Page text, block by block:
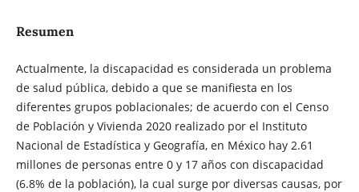
Resumen
Actualmente, la discapacidad es considerada un problema
de salud pública, debido a que se manifiesta en los
diferentes grupos poblacionales; de acuerdo con el Censo
de Población y Vivienda 2020 realizado por el Instituto
Nacional de Estadística y Geografía, en México hay 2.61
millones de personas entre 0 y 17 años con discapacidad
(6.8% de la población), la cual surge por diversas causas, por